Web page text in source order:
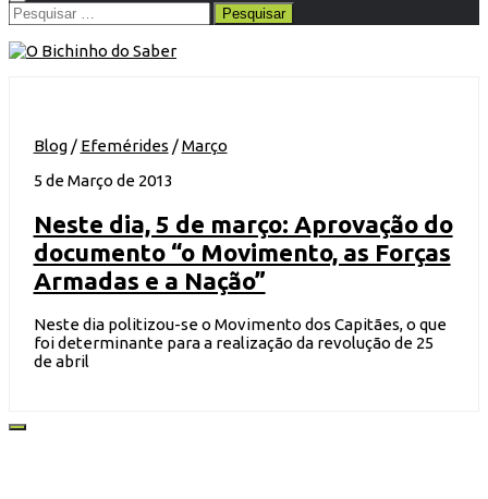
Pesquisar
por:
Blog/ Efemérides /Março
5 de Março de 2013
Neste dia, 5 de março: Aprovação do
documento “o Movimento, as Forças
Armadas e a Nação”
Neste dia politizou-se o Movimento dos Capitães, o que
foi determinante para a realização da revolução de 25
de abril